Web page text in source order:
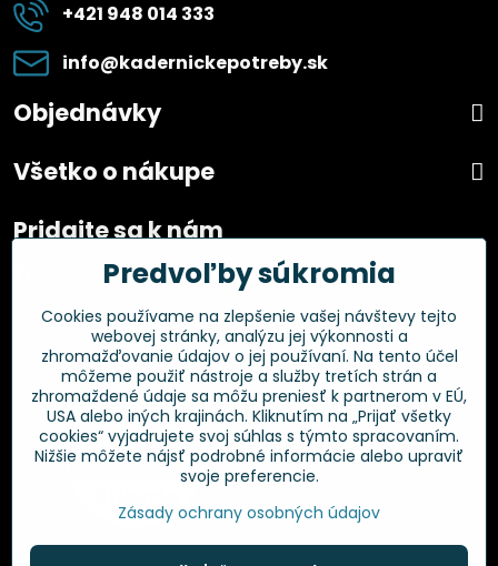
+421 948 014 333
info​@kadernickepotreby​.sk
Objednávky
Všetko o nákupe
Pridajte sa k nám
Facebook
Overené zákazníkmi
Predvoľby súkromia
Cookies používame na zlepšenie vašej návštevy tejto
webovej stránky, analýzu jej výkonnosti a
zhromažďovanie údajov o jej používaní. Na tento účel
môžeme použiť nástroje a služby tretích strán a
zhromaždené údaje sa môžu preniesť k partnerom v EÚ,
USA alebo iných krajinách. Kliknutím na „Prijať všetky
cookies“ vyjadrujete svoj súhlas s týmto spracovaním.
Nižšie môžete nájsť podrobné informácie alebo upraviť
svoje preferencie.
Zásady ochrany osobných údajov